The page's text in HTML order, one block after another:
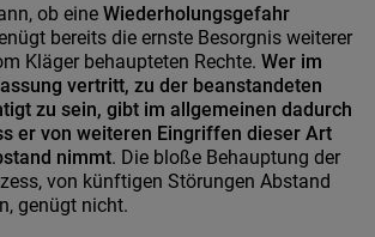
ob eine Wiederholungsgefahr
bereits die ernste Besorgnis weiterer
Kläger behaupteten Rechte. Wer im
vertritt, zu der beanstandeten
zu sein, gibt im allgemeinen dadurch
er von weiteren Eingriffen dieser Art
nimmt. Die bloße Behauptung der
von künftigen Störungen Abstand
genügt nicht.